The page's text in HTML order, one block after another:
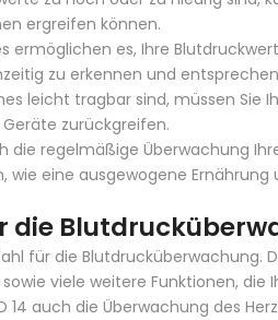
ergreifen können.
ermöglichen es, Ihre
zu erkennen und
leicht tragbar sind, müssen Sie
zurückgreifen.
die regelmäßige Überwachung
eine ausgewogene Ernährung
die
für die Blutdrucküberwachung.
viele weitere Funktionen, die
14 auch die Überwachung des